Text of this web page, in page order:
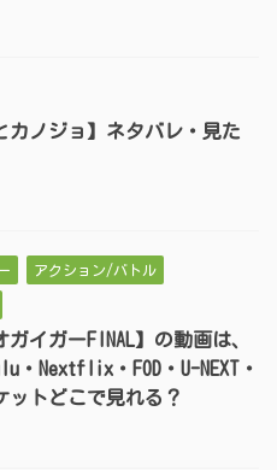
カノジョ】ネタバレ・見た
アクション/バトル
ガイガーFINAL】の動画は、
・Nextflix・FOD・U-NEXT・
ットどこで見れる？